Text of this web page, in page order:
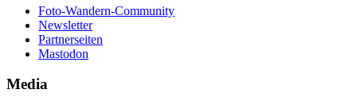
Foto-Wandern-Community
Newsletter
Partnerseiten
Mastodon
Media